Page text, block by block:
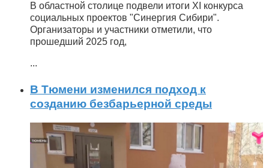
В областной столице подвели итоги XI конкурса
социальных проектов "Синергия Сибири".
Организаторы и участники отметили, что
прошедший 2025 год,
...
В Тюмени изменился подход к
созданию безбарьерной среды